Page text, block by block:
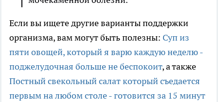
Если вы ищете другие варианты поддержки
организма, вам могут быть полезны: Суп из
пяти овощей, который я варю каждую неделю -
поджелудочная больше не беспокоит, а также
Постный свекольный салат который съедается
первым на любом столе - готовится за 15 минут